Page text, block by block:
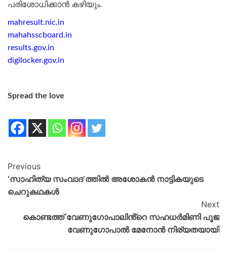
പരിശോധിക്കാൻ കഴിയും.
mahresult.nic.in
mahahsscboard.in
results.gov.in
digilocker.gov.in
Spread the love
Previous
‘സാഹിത്യ സംവാദ’ത്തിൽ അശോകൻ നാട്ടികയുടെ
ചെറുകഥകൾ
Next
കൊണ്ടത്ത് വേണുഗോപാലിൻ്റെ സഹധർമിണി പൂജ
വേണുഗോപാൽ മേനോൻ നിര്യതയായി